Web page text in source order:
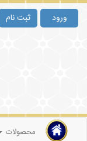
ورود ثبت نام
محصولات